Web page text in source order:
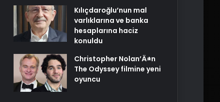
Kılıçdaroğlu’nun mal
varlıklarına ve banka
hesaplarına haciz
konuldu
Christopher Nolan’Ä±n
The Odyssey filmine yeni
oyuncu